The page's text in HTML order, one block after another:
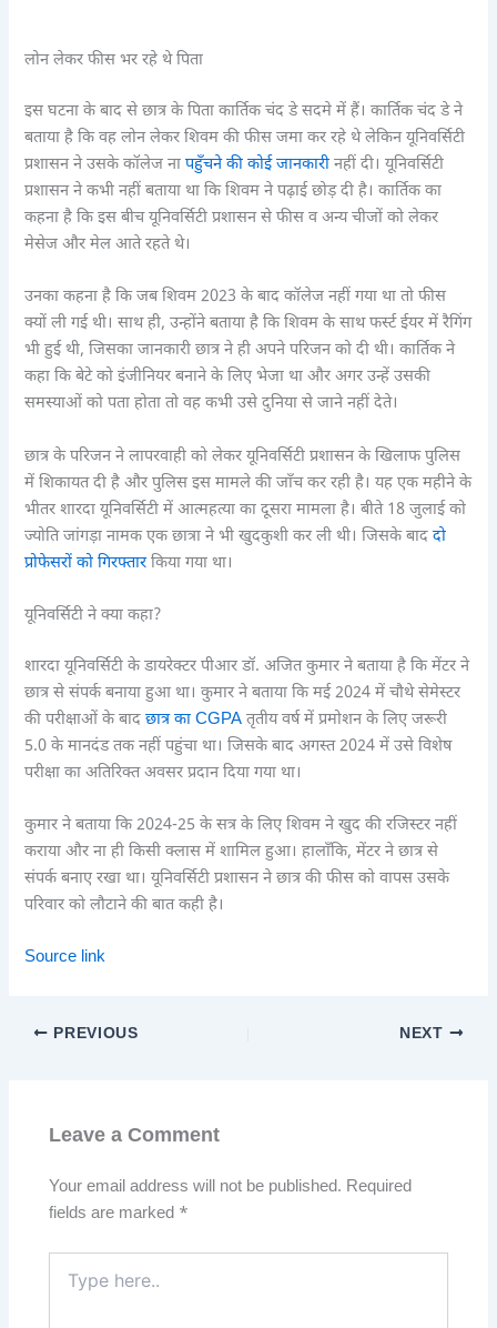
लोन लेकर फीस भर रहे थे पिता
इस घटना के बाद से छात्र के पिता कार्तिक चंद डे सदमे में हैं। कार्तिक चंद डे ने
बताया है कि वह लोन लेकर शिवम की फीस जमा कर रहे थे लेकिन यूनिवर्सिटी
प्रशासन ने उसके कॉलेज नापहुँचने की कोई जानकारी नहीं दी। यूनिवर्सिटी
प्रशासन ने कभी नहीं बताया था कि शिवम ने पढ़ाई छोड़ दी है। कार्तिक का
कहना है कि इस बीच यूनिवर्सिटी प्रशासन से फीस व अन्य चीजों को लेकर
मेसेज और मेल आते रहते थे।
उनका कहना है कि जब शिवम 2023 के बाद कॉलेज नहीं गया था तो फीस
क्यों ली गई थी। साथ ही, उन्होंने बताया है कि शिवम के साथ फर्स्ट ईयर में रैगिंग
भी हुई थी, जिसका जानकारी छात्र ने ही अपने परिजन को दी थी। कार्तिक ने
कहा कि बेटे को इंजीनियर बनाने के लिए भेजा था और अगर उन्हें उसकी
समस्याओं को पता होता तो वह कभी उसे दुनिया से जाने नहीं देते।
छात्र के परिजन ने लापरवाही को लेकर यूनिवर्सिटी प्रशासन के खिलाफ पुलिस
में शिकायत दी है और पुलिस इस मामले की जाँच कर रही है। यह एक महीने के
भीतर शारदा यूनिवर्सिटी में आत्महत्या का दूसरा मामला है। बीते 18 जुलाई को
ज्योति जांगड़ा नामक एक छात्रा ने भी खुदकुशी कर ली थी। जिसके बाददो
प्रोफेसरों को गिरफ्तारकिया गया था।
यूनिवर्सिटी ने क्या कहा?
शारदा यूनिवर्सिटी के डायरेक्टर पीआर डॉ. अजित कुमार ने बताया है कि मेंटर ने
छात्र से संपर्क बनाया हुआ था। कुमार ने बताया कि मई 2024 में चौथे सेमेस्टर
की परीक्षाओं के बादछात्र का CGPA तृतीय वर्ष में प्रमोशन के लिए जरूरी
5.0 के मानदंड तक नहीं पहुंचा था। जिसके बाद अगस्त 2024 में उसे विशेष
परीक्षा का अतिरिक्त अवसर प्रदान दिया गया था।
कुमार ने बताया कि 2024-25 के सत्र के लिए शिवम ने खुद की रजिस्टर नहीं
कराया और ना ही किसी क्लास में शामिल हुआ। हालाँकि, मेंटर ने छात्र से
संपर्क बनाए रखा था। यूनिवर्सिटी प्रशासन ने छात्र की फीस को वापस उसके
परिवार को लौटाने की बात कही है।
Source link
PREVIOUS NEXT
Leave a Comment
Your email address will not be published. Required
fields are marked *
here..